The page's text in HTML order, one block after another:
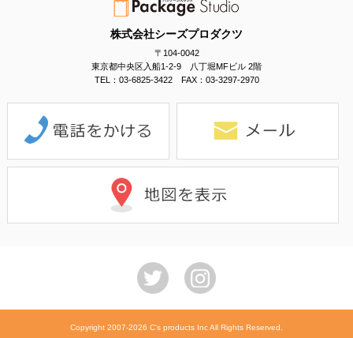
株式会社シーズプロダクツ
〒104-0042
東京都中央区入船1-2-9 八丁堀MFビル 2階
TEL：03-6825-3422 FAX：03-3297-2970
Copyright 2007-2026 C's products Inc All Rights Reserved.